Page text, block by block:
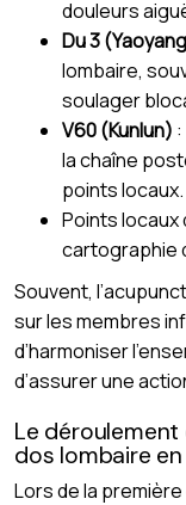
douleurs
Du 3
lombaire,
soulager
V60 (Kunlun)
la chaîne
points locaux.
Points locaux
cartographie
Souvent,
sur les membres
d’harmoniser
d’assurer une
Le déroulement
dos lombaire
Lors de la